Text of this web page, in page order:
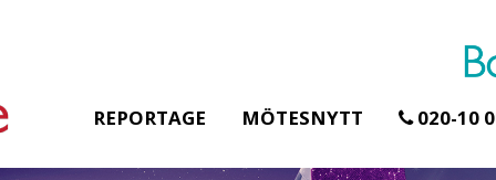
REPORTAGE MÖTESNYTT 020-10